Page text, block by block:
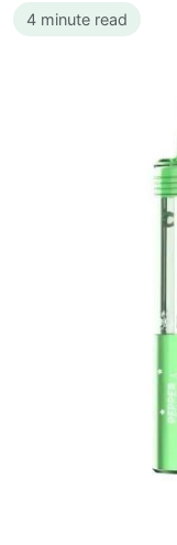
4 minute read